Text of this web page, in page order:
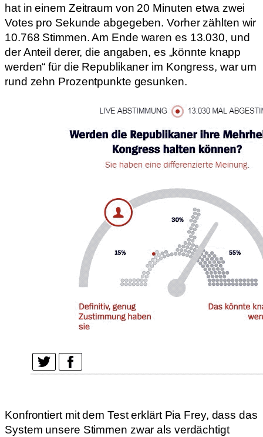
hat in einem Zeitraum von 20 Minuten etwa zwei
Votes pro Sekunde abgegeben. Vorher zählten wir
10.768 Stimmen. Am Ende waren es 13.030, und
der Anteil derer, die angaben, es „könnte knapp
werden“ für die Republikaner im Kongress, war um
rund zehn Prozentpunkte gesunken.
Konfrontiert mit dem Test erklärt Pia Frey, dass das
System unsere Stimmen zwar als verdächtigt